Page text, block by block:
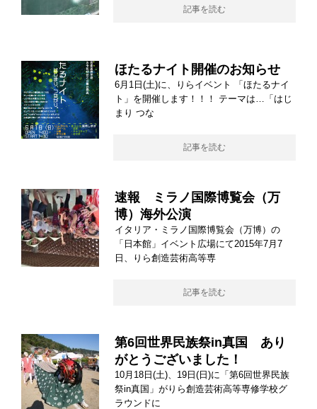
記事を読む
ほたるナイト開催のお知らせ
6月1日(土)に、りらイベント 「ほたるナイ
ト」を開催します！！！ テーマは…「はじ
まり つな
記事を読む
速報 ミラノ国際博覧会（万
博）海外公演
イタリア・ミラノ国際博覧会（万博）の
「日本館」イベント広場にて2015年7月7
日、りら創造芸術高等専
記事を読む
第6回世界民族祭in真国 あり
がとうございました！
10月18日(土)、19日(日)に「第6回世界民族
祭in真国」がりら創造芸術高等専修学校グ
ラウンドに